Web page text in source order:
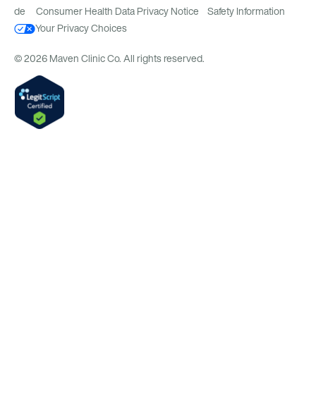
de
Consumer Health Data Privacy Notice
Safety Information
Your Privacy Choices
© 2026 Maven Clinic Co. All rights reserved.